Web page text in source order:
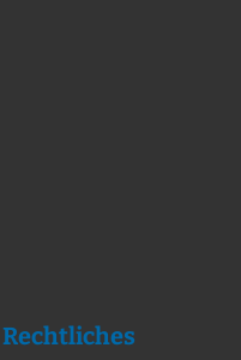
Rechtliches